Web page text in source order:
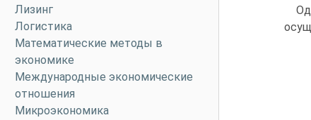
Лизинг
Логистика
Математические методы в
экономике
Международные экономические
отношения
Микроэкономика